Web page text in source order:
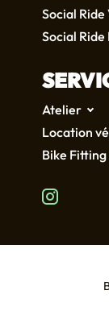
Social
Social
Atelier
Location
Bike Fitting